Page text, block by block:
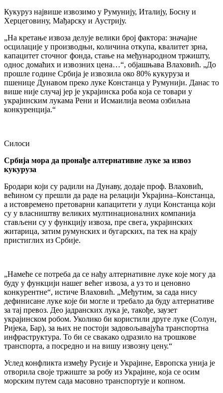
Кукуруз највише извозимо у Румунију, Италију, Босну и
Херцеговину, Мађарску и Аустрију.
„На кретање извоза делује велики број фактора: значајне
осцилације у производњи, количина откупа, квалитет зрна,
капацитет сточног фонда, стање на међународном тржишту,
однос домаћих и извозних цена…“, објашњава Влаховић. „До
прошле године Србија је извозила око 80% кукуруза и
пшенице Дунавом преко луке Констанца у Румунији. Данас то
више није случај јер је украјинска роба која се товари у
украјинским лукама Рени и Исмаилија веома озбиљна
конкуренција.“
Силоси
Србија мора да пронађе алтернативне луке за извоз
кукуруза
Бродари који су радили на Дунаву, додаје проф. Влаховић,
већином су прешли да раде на релацији Украјина–Констанца,
а истовремено претоварни капацитети у луци Констанца који
су у власништву великих мултинационалних компанија
стављени су у функцију извоза, пре свега, украјинских
житарица, затим румунских и бугарских, па тек на крају
пристиглих из Србије.
„Намеће се потреба да се нађу алтернативне луке које могу да
буду у функцији нашег већег извоза, а уз то и ценовно
конкурентне“, истиче Влаховић. „Међутим, за сада нису
дефинисане луке које би могле и требало да буду алтернативе
за тај превоз. Део јадранских лука је, такође, заузет
украјинском робом. Уколико би користили друге луке (Солун,
Ријека, Бар), за њих не постоји задовољавајућа транспортна
инфраструктура. То би се свакако одразило на трошкове
транспорта, а посредно и на вишу извозну цену.“
Услед конфликта између Русије и Украјине, Европска унија је
отворила своје тржиште за робу из Украјине, која се осим
морским путем сада масовно транспортује и копном.